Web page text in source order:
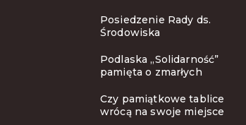
Posiedzenie Rady ds.
Środowiska
Podlaska „Solidarność”
pamięta o zmarłych
Czy pamiątkowe tablice
wrócą na swoje miejsce